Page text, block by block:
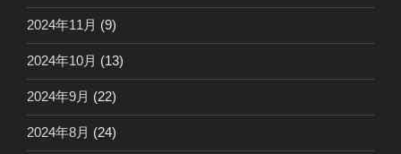
2024年11月 (9)
2024年10月 (13)
2024年9月 (22)
2024年8月 (24)